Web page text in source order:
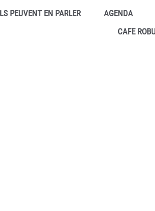
PEUVENT EN PARLER AGENDA
CAFE